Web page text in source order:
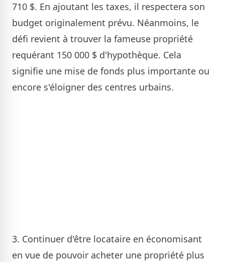
710 $. En ajoutant les taxes, il respectera son
budget originalement prévu. Néanmoins, le
défi revient à trouver la fameuse propriété
requérant 150 000 $ d'hypothèque. Cela
signifie une mise de fonds plus importante ou
encore s'éloigner des centres urbains.
3. Continuer d'être locataire en économisant
en vue de pouvoir acheter une propriété plus